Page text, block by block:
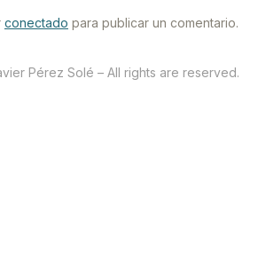
conectado para publicar un comentario.
Pérez Solé – All rights are reserved.